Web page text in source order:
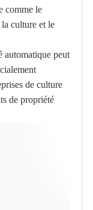
comme le
culture et le
automatique peut
de culture
de propriété